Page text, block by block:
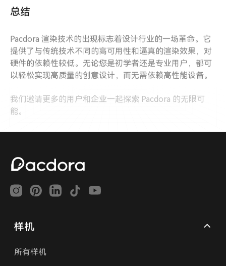
总结
Pacdora 渲染技术的出现标志着设计行业的一场革命。它
提供了与传统技术不同的高可用性和逼真的渲染效果，对
硬件的依赖性较低。无论您是初学者还是专业用户，都可
以轻松实现高质量的创意设计，而无需依赖高性能设备。
能。
样机
所有样机